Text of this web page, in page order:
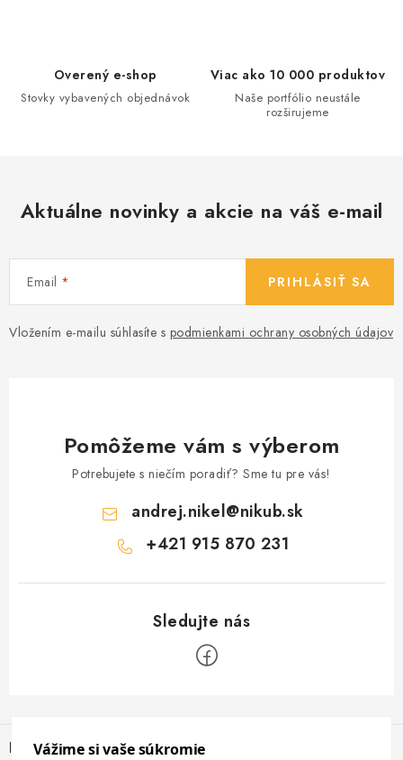
Overený e-shop
Stovky vybavených objednávok
Viac ako 10 000 produktov
Naše portfólio neustále
rozširujeme
Aktuálne novinky a akcie na váš e-mail
Email
Vložením e-mailu súhlasíte s podmienkami ochrany osobných údajov
PRIHLÁSIŤ SA
Pomôžeme vám s výberom
Potrebujete s niečím poradiť? Sme tu pre vás!
andrej.nikel@nikub.sk
+421 915 870 231
Informácie pre vás